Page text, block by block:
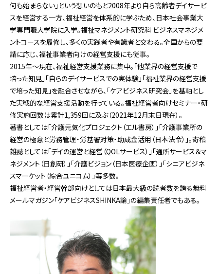
何も始まらない」という想いのもと2008年より自ら高齢者デイサービ
スを経営する一方、福祉経営を体系的に学ぶため、日本社会事業大
学専門職大学院に入学。福祉マネジメント研究科 ビジネスマネジメ
ントコースを履修し、多くの実践者や有識者と交わる。全国からの要
請に応じ、福祉事業者向けの経営支援にも従事。
2015年～現在、福祉経営支援業務に集中。「他業界の経営支援で
培った知見」「自らのデイサービスでの実体験」「福祉業界の経営支援
で培った知見」を融合させながら、「ケアビジネス研究会」を基軸とし
た実戦的な経営支援活動を行っている。福祉経営者向けセミナー・研
修実施回数は累計1,359回に及ぶ（2021年12月末日現在）。
著書としては「介護元気化プロジェクト（エル書房）」「介護事業所の
経営の極意と労務管理・労基署対策・助成金活用（日本法令）」。寄稿
雑誌としては「デイの運営と経営（QOLサービス）」「通所サービス＆マ
ネジメント（日創研）」「介護ビジョン（日本医療企画）」「シニアビジネ
スマーケット（綜合ユニコム）」等多数。
福祉経営者・経営幹部向けとしては日本最大級の読者数を誇る無料
メールマガジン「ケアビジネスSHINKA論」の編集責任者でもある。